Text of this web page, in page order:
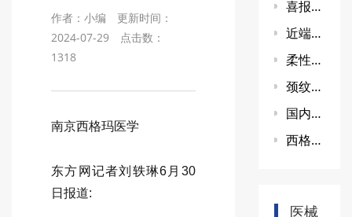
作者：小编
更新时间：
2024-07-29
点击数：
1318
南京西格玛医学
东方网记者刘轶琳6月30
日报道:
喜报！法国Laboratoires VIVACY玻尿酸获批
近端辅助系统临床研究技术研讨会
柔性机器人临床试验技术研讨会
颈纹玻尿酸临床研究技术研讨会
国内第7款「童颜针」正式获批
西格医械·清凉e夏：积分赠书开始啦！
医械